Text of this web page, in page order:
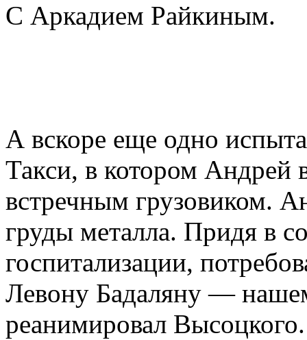
С Аркадием Райкиным.
А вскоре еще одно
Такси, в котором
встречным грузовиком.
груды металла. Придя в
госпитализации,
Левону Бадаляну —
реанимировал